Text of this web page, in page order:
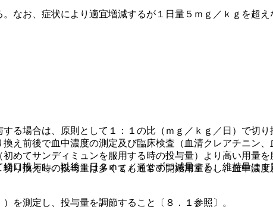
なお、症状により適宜増減するが１日量５ｍｇ／ｋｇを超え
場合は、原則として１：１の比（ｍｇ／ｋｇ／日）で切
え前後で血中濃度の測定及び臨床検査（血清クレアチニン
めてサンディミュンを服用する時の投与量）より高い用量
り換え時の投与量は多くても通常の開始用量とし、血中濃
測定し、投与量を調節すること〔８．１参照〕。
口投与し、以後１日２ｍｇ／ｋｇずつ減量する。維持量は